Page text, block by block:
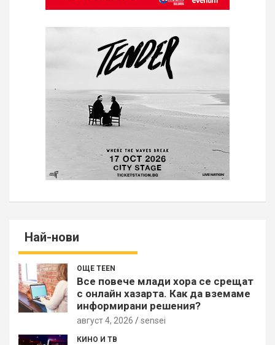
Най-нови
ОЩЕ TEEN
Все повече млади хора се срещат
с онлайн хазарта. Как да вземаме
информирани решения?
август 4, 2026 sensei
КИНО И ТВ